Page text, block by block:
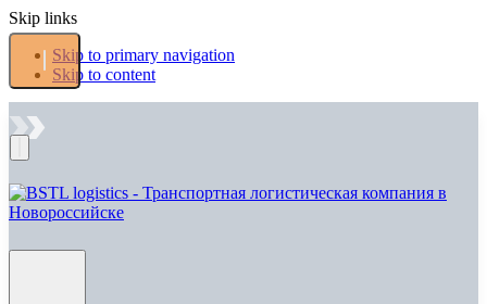
Skip links
Skip to primary navigation
Skip to content